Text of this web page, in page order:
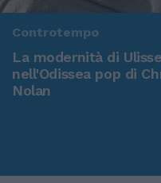
Controtempo
La modernità di Ulisse
nell'Odissea pop di
Nolan